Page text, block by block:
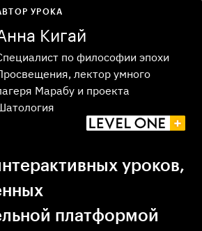
уроков,
платформой
УРОКА
Кигай
по философии эпохи
лектор умного
Марабу и проекта